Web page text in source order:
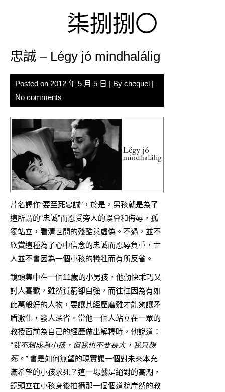
柒捌捌〇
忠誠 – Légy jó mindhalálig
Posted on 2012 年 5 月 5 日 | By chequel |
No comments
片名譯作“要至死忠誠”，於是，男孩就是為了
這所謂的“忠誠”而忍受旁人的誤會和侮辱，孤
獨站立，看清世間的殘酷與虛偽。不過，並不
欣賞這種為了心中信念的忠誠而忍辱負重，世
人並不會因為一個小孩的犧牲而有所反省。
鏡頭集中在一個11歲的小男孩，他勤快乖巧又
討人喜歡，雖然貧窮卻自強，而往往因為有如
此萬般好的人物，要讓其經歷磨難才能夠讓矛
盾激化，發人深省。當他一個人站立在一眾的
教授面前為自己的經歷做出解釋時，他說道：
“我不想成為小孩，但我也不要長大，我只想
死。”會是如何無望的現實讓一個對未來本充
滿希望的小孩求死？這一場戲是絕對的高潮，
鏡頭立在小孩身後拍攝那一個個道貌岸然的教